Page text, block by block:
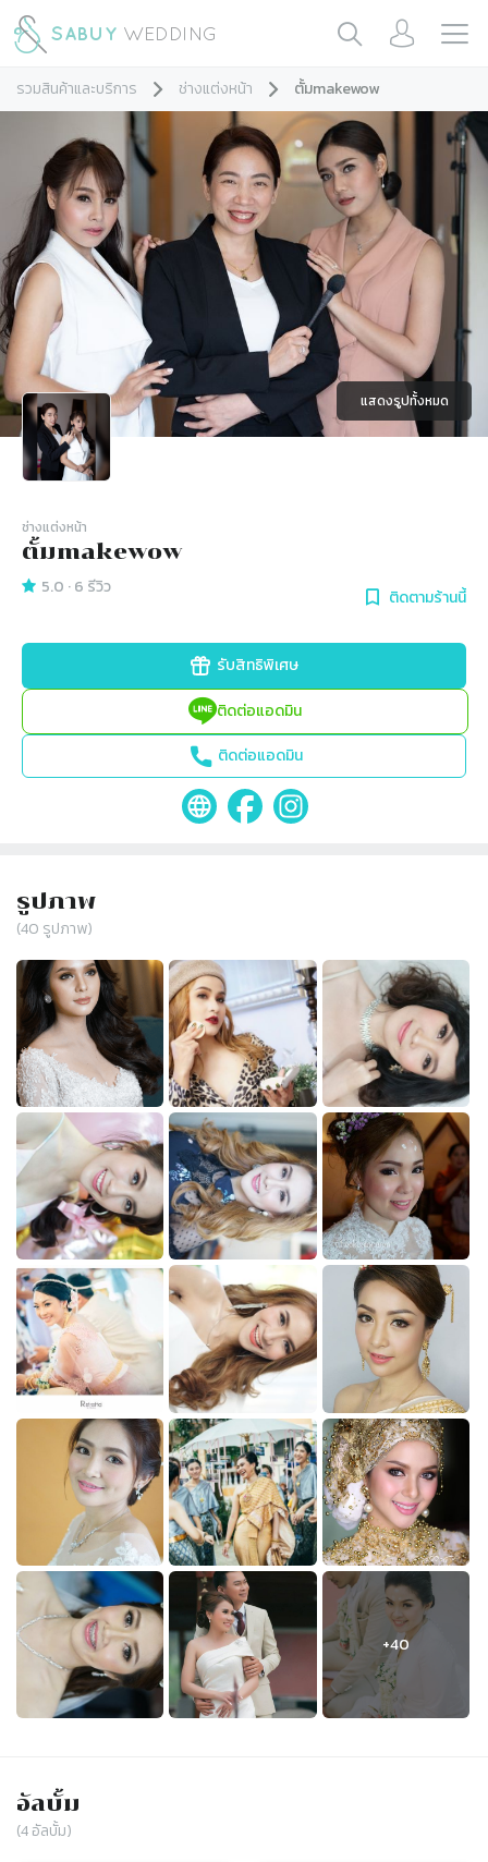
รวมสินค้าและบริการ ช่างแต่งหน้า ตั้มmakewow
แสดงรูปทั้งหมด
ช่างแต่งหน้า
ตั้มmakewow
5.0 ·6 รีวิว ติดตามร้านนี้
รับสิทธิพิเศษ
ติดต่อแอดมิน
ติดต่อแอดมิน
รูปภาพ
(40 รูปภาพ)
อัลบั้ม
(4อัลบั้ม)